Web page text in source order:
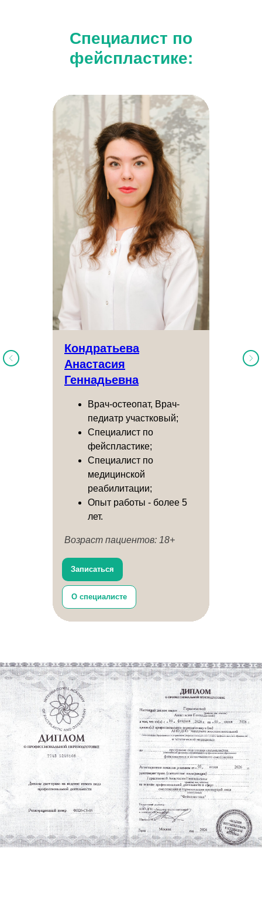
Специалист по
фейспластике:
Кондратьева
Анастасия
Геннадьевна
Врач-остеопат, Врач-
педиатр участковый;
Специалист по
фейспластике;
Специалист по
медицинской
реабилитации;
Опыт работы - более 5
лет.
Возраст пациентов: 18+
Записаться
О специалисте